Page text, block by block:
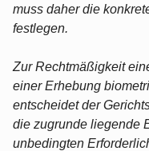
muss daher die
festlegen.
Zur Rechtmäßigkeit
einer Erhebung
entscheidet der
die zugrunde liegende
unbedingten